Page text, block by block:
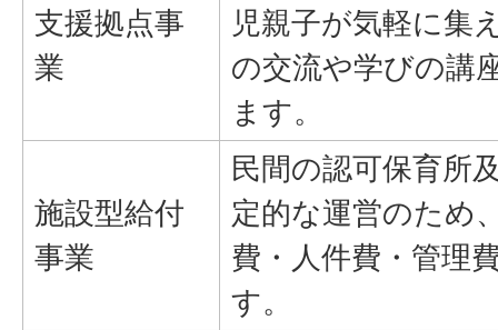
支援拠点事
業
児親子が気軽に集
の交流や学びの講
ます。
施設型給付
事業
民間の認可保育所
定的な運営のため
費・人件費・管理
す。